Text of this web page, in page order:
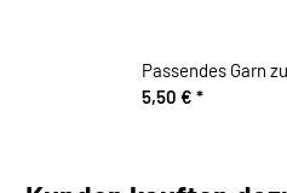
Passendes Garn
5,50 € *